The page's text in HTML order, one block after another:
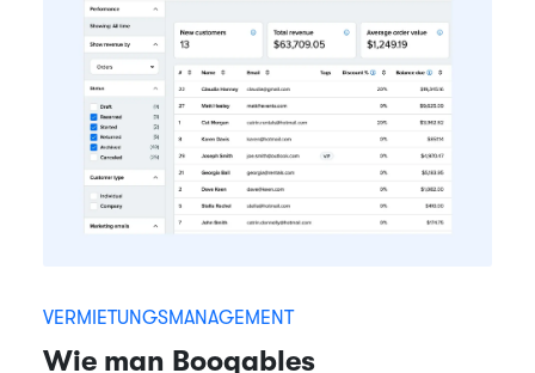
VERMIETUNGSMANAGEMENT
Wie man Booqables